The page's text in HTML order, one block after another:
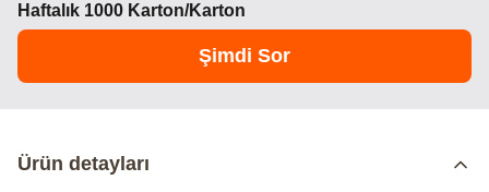
Haftalık 1000 Karton/Karton
Şimdi Sor
Ürün detayları